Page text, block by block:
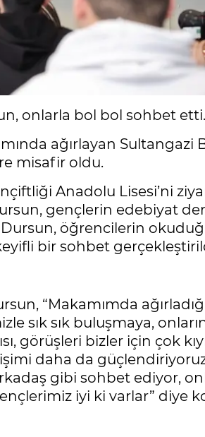
onlarla bol bol sohbet etti.
ağırlayan Sultangazi
misafir oldu.
Anadolu Lisesi’ni
gençlerin edebiyat
Dursun, öğrencilerin
bir sohbet
“Makamımda
sık sık buluşmaya,
görüşleri bizler için çok
daha da
gibi sohbet ediyor,
iyi ki varlar” diye